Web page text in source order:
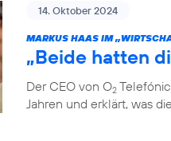
14. Oktober 2024
MARKUS HAAS IM
„Beide hatten
Der CEO von O2
Jahren und erklärt, was